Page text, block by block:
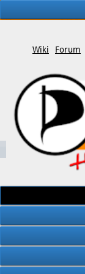
Wiki Forum